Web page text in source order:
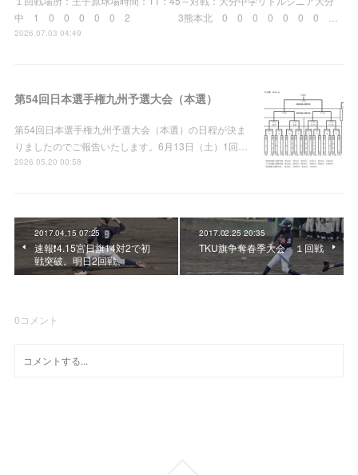
中 1 0 0 0 0 0 2 3熊本北 0 0 0 0 0 0 0 …
2026.07.03 04:49
第54回日本選手権九州予選大会（本選）
第54回日本選手権九州予選大会（本選）の日程が決ま
りましたのでご報告いたします。6月13日（土）1回…
2026.05.20 00:58
2017.04.15 07:25
速報❗4.15宮日旗14対2で初
戦突破。明日2回戦。
2017.02.25 20:35
TKU旗争奪春季大会 １回戦
0コメント